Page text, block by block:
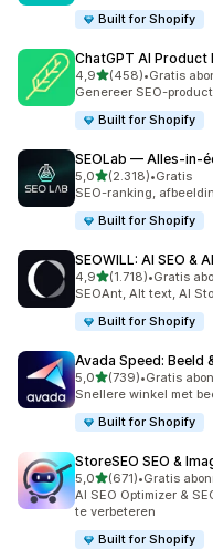
Built for Shopify
ChatGPT AI Product
4,9van 5 sterren
(458)
458 recensies in totaal
•Gratis
Genereer SEO-
Built for Shopify
SEOLab —
5,0van 5 sterren
(2.318)
2318 recensies in totaal
•Gratis
SEO-ranking,
Built for Shopify
SEOWILL: AI SEO &
4,9van 5 sterren
(1.718)
1718 recensies in totaal
•Gratis
SEOAnt, Alt text, AI
Built for Shopify
Avada Speed: Beeld
5,0van 5 sterren
(739)
739 recensies in totaal
•Gratis
Snellere winkel met
Built for Shopify
StoreSEO SEO &
5,0van 5 sterren
(671)
671 recensies in totaal
•Gratis
AI SEO Optimizer &
te verbeteren
Built for Shopify